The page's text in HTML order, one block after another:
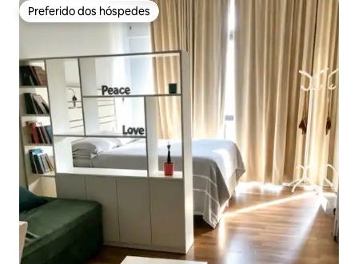
Preferido dos hóspedes
Preferido dos hóspedes